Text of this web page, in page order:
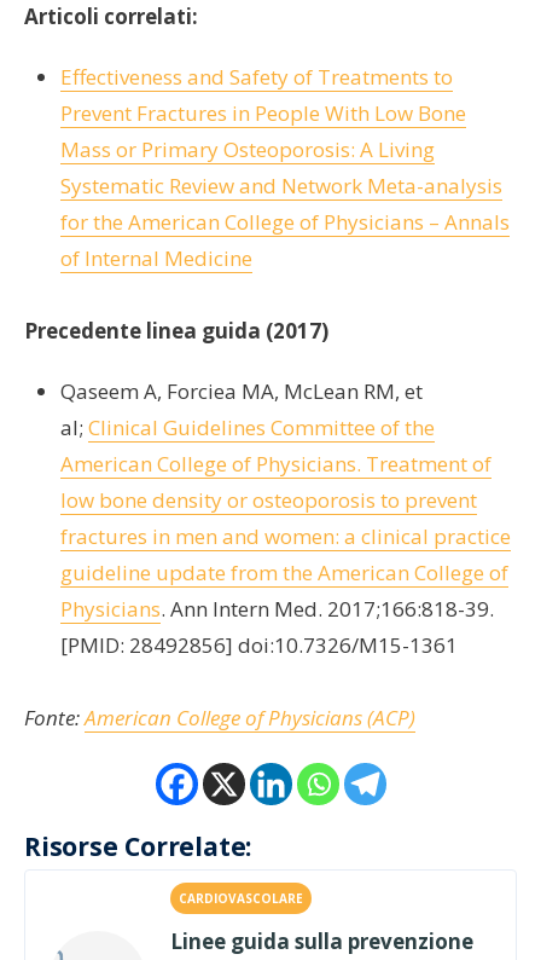
Articoli correlati:
Effectiveness and Safety of Treatments to
Prevent Fractures in People With Low Bone
Mass or Primary Osteoporosis: A Living
Systematic Review and Network Meta-analysis
for the American College of Physicians – Annals
of Internal Medicine
Precedente linea guida (2017)
Qaseem A, Forciea MA, McLean RM, et
al; Clinical Guidelines Committee of the
American College of Physicians. Treatment of
low bone density or osteoporosis to prevent
fractures in men and women: a clinical practice
guideline update from the American College of
Physicians. Ann Intern Med. 2017;166:818-39.
[PMID: 28492856] doi:10.7326/M15-1361
Fonte:American College of Physicians (ACP)
Risorse Correlate:
CARDIOVASCOLARE
Linee guida sulla prevenzione